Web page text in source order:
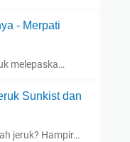
- Merpati
melepaska…
Sunkist dan
jeruk? Hampir…